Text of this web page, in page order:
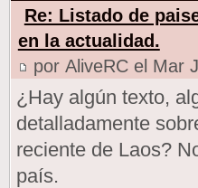
Re: Listado de
en la actualidad.
por AliveRC el Mar
¿Hay algún texto,
detalladamente
reciente de Laos?
país.